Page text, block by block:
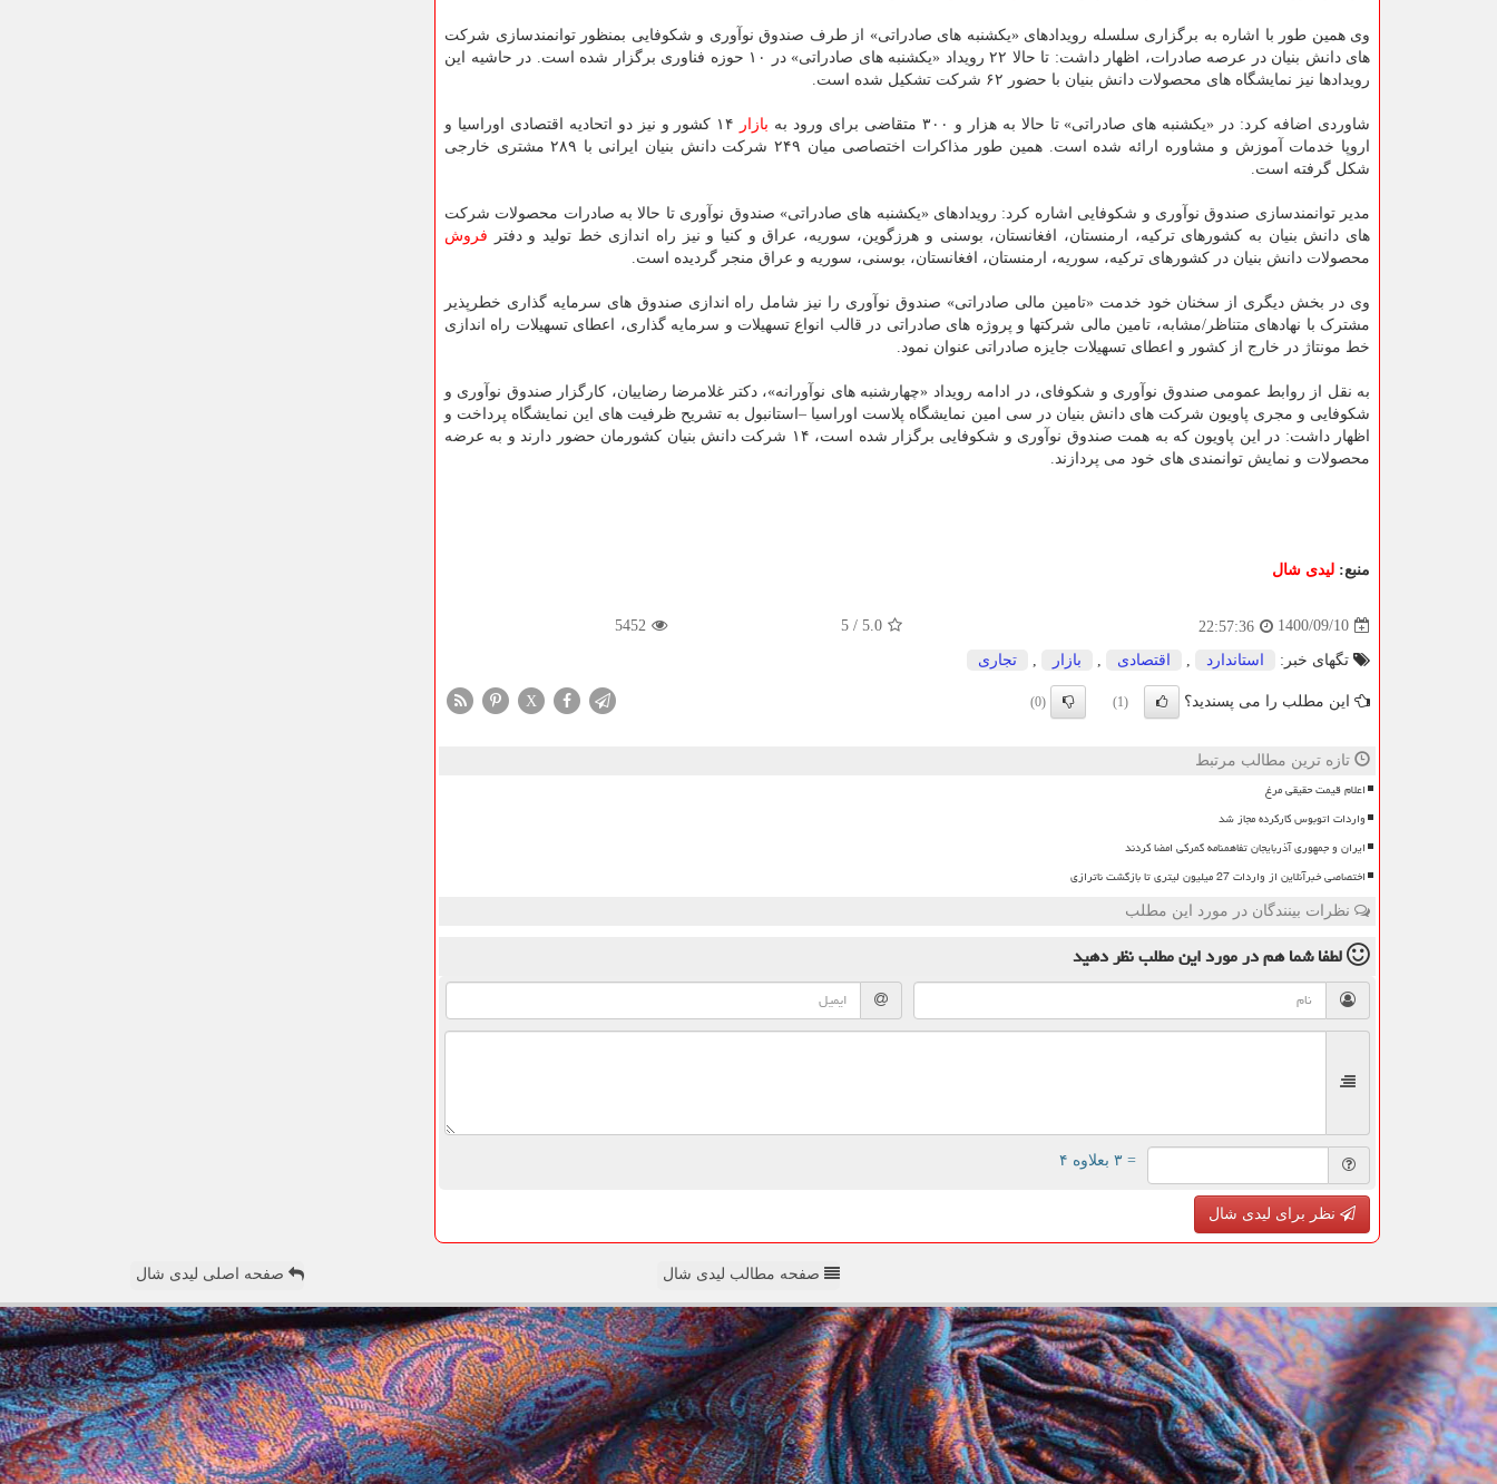
وی همین طور با اشاره به برگزاری سلسله رویدادهای «یکشنبه های صادراتی» از طرف صندوق نوآوری و شکوفایی بمنظور توانمندسازی شرکت
های دانش بنیان در عرصه صادرات، اظهار داشت: تا حالا ۲۲ رویداد «یکشنبه های صادراتی» در ۱۰ حوزه فناوری برگزار شده است. در حاشیه این
رویدادها نیز نمایشگاه های محصولات دانش بنیان با حضور ۶۲ شرکت تشکیل شده است.
شاوردی اضافه کرد: در «یکشنبه های صادراتی» تا حالا به هزار و ۳۰۰ متقاضی برای ورود به بازار
۱۴ کشور و نیز دو اتحادیه اقتصادی اوراسیا و
اروپا خدمات آموزش و مشاوره ارائه شده است. همین طور مذاکرات اختصاصی میان ۲۴۹ شرکت دانش بنیان ایرانی با ۲۸۹ مشتری خارجی
شکل گرفته است.
مدیر توانمندسازی صندوق نوآوری و شکوفایی اشاره کرد: رویدادهای «یکشنبه های صادراتی» صندوق نوآوری تا حالا به صادرات محصولات شرکت
های دانش بنیان به کشورهای ترکیه، ارمنستان، افغانستان، بوسنی و هرزگوین، سوریه، عراق و کنیا و نیز راه اندازی خط تولید و دفتر فروش
محصولات دانش بنیان در کشورهای ترکیه، سوریه، ارمنستان، افغانستان، بوسنی، سوریه و عراق منجر گردیده است.
وی در بخش دیگری از سخنان خود خدمت «تامین مالی صادراتی» صندوق نوآوری را نیز شامل راه اندازی صندوق های سرمایه گذاری خطرپذیر
مشترک با نهادهای متناظر/مشابه، تامین مالی شرکتها و پروژه های صادراتی در قالب انواع تسهیلات و سرمایه گذاری، اعطای تسهیلات راه اندازی
خط مونتاژ در خارج از کشور و اعطای تسهیلات جایزه صادراتی عنوان نمود.
به نقل از روابط عمومی صندوق نوآوری و شکوفای، در ادامه رویداد «چهارشنبه های نوآورانه»، دکتر غلامرضا رضاییان، کارگزار صندوق نوآوری و
شکوفایی و مجری پاویون شرکت های دانش بنیان در سی امین نمایشگاه پلاست اوراسیا –استانبول به تشریح ظرفیت های این نمایشگاه پرداخت و
اظهار داشت: در این پاویون که به همت صندوق نوآوری و شکوفایی برگزار شده است، ۱۴ شرکت دانش بنیان کشورمان حضور دارند و به عرضه
محصولات و نمایش توانمندی های خود می پردازند.
منبع: لیدی شال
1400/09/10
22:57:36
5.0
/
5
5452
تگهای خبر: استاندارد اقتصادی بازار تجاری
این مطلب را می پسندید؟ (1)
(0)
X
تازه ترین مطالب مرتبط
اعلام قیمت حقیقی مرغ
واردات اتوبوس کارکرده مجاز شد
ایران و جمهوری آذربایجان تفاهمنامه گمرکی امضا کردند
اختصاصی خبرآنلاین از واردات 27 میلیون لیتری تا بازگشت ناترازی
نظرات بینندگان در مورد این مطلب
لطفا شما همدر مورد این مطلبنظر دهید
= ۳ بعلاوه ۴
نظر برای لیدی شال
صفحه مطالب لیدی شال صفحه اصلی لیدی شال